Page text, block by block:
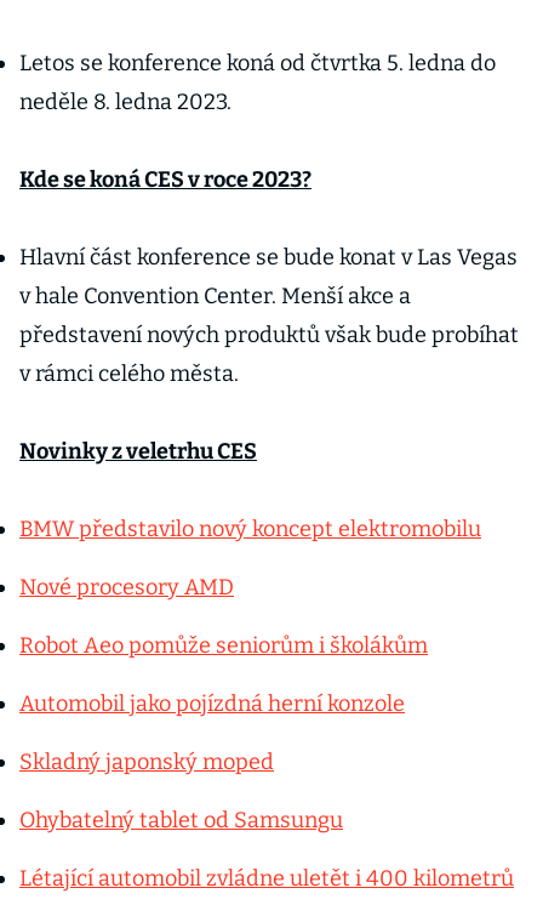
Letos se konference koná od čtvrtka 5. ledna do
neděle 8. ledna 2023.
Kde se koná CES v roce 2023?
Hlavní část konference se bude konat v Las Vegas
v hale Convention Center. Menší akce a
představení nových produktů však bude probíhat
v rámci celého města.
Novinky z veletrhu CES
BMW představilo nový koncept elektromobilu
Nové procesory AMD
Robot Aeo pomůže seniorům i školákům
Automobil jako pojízdná herní konzole
Skladný japonský moped
Ohybatelný tablet od Samsungu
Létající automobil zvládne uletět i 400 kilometrů